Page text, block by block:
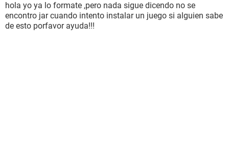
hola yo ya lo formate ,pero nada sigue dicendo no se
encontro jar cuando intento instalar un juego si alguien sabe
de esto porfavor ayuda!!!